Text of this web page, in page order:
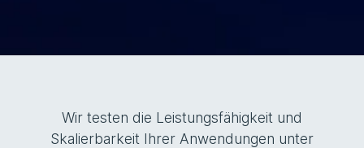
Wir testen die Leistungsfähigkeit und
Skalierbarkeit Ihrer Anwendungen unter